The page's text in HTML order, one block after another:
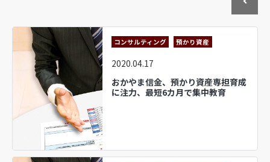
コンサルティング 預かり資産
2020.04.17
おかやま信金、預かり資産専担育成
に注力、最短6カ月で集中教育